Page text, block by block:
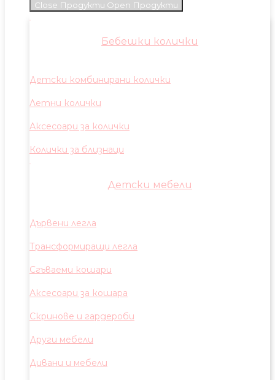
Close Продукти Open Продукти
Бебешки колички
Детски комбинирани колички
Летни колички
Аксесоари за колички
Колички за близнаци
Детски мебели
Дървени легла
Трансформиращи легла
Сгъваеми кошари
Аксесоари за кошара
Скринове и гардероби
Други мебели
Дивани и мебели